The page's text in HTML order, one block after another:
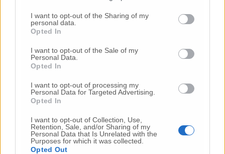
I want to opt-out of the Sharing of my
personal data.
Opted In
I want to opt-out of the Sale of my
Personal Data.
Opted In
I want to opt-out of processing my
Personal Data for Targeted Advertising.
Opted In
I want to opt-out of Collection, Use,
Retention, Sale, and/or Sharing of my
Personal Data that Is Unrelated with the
Purposes for which it was collected.
Opted Out
Commenti
Nessun commento presente
Commenta